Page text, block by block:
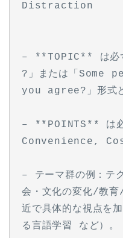
Distraction
– **TOPIC** は
?」または「
you agree?」形式と
– **POINTS** は必
Convenience,
– テーマ群の例：テ
会・文化の変化/教育
近で具体的な視点を
る言語学習 など）。